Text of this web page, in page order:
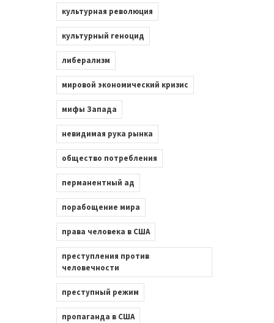
культурная революция
культурный геноцид
либерализм
мировой экономический кризис
мифы Запада
невидимая рука рынка
общество потребления
перманентный ад
порабощение мира
права человека в США
преступления против
человечности
преступный режим
пропаганда в США